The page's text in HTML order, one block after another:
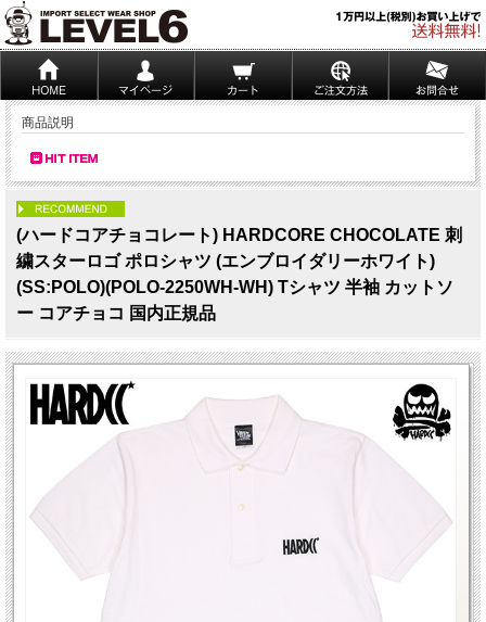
商品説明
(ハードコアチョコレート) HARDCORE CHOCOLATE 刺
繍スターロゴ ポロシャツ (エンブロイダリーホワイト)
(SS:POLO)(POLO-2250WH-WH) Tシャツ 半袖 カットソ
ー コアチョコ 国内正規品